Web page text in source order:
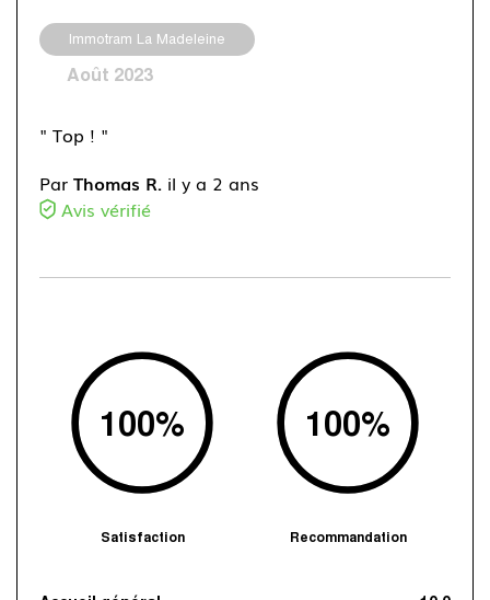
Immotram La Madeleine
Août 2023
" Top ! "
Par Thomas R. il y a 2 ans
Avis vérifié
100%
Satisfaction
100%
Recommandation